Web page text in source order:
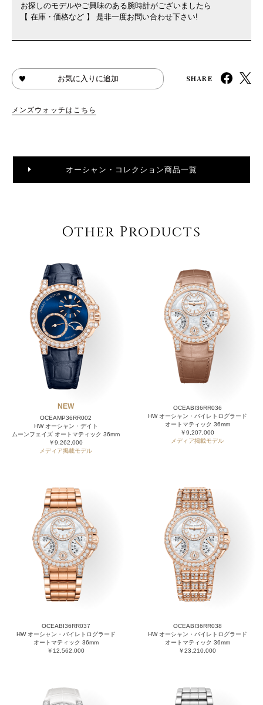
お探しのモデルやご興味のある腕時計がございましたら
【 在庫・価格など 】 是非一度お問い合わせ下さい!
お気に入りに追加 SHARE
メンズウォッチはこちら
オーシャン・コレクション商品一覧
Other Products
NEW
OCEAMP36RR002
HW オーシャン・デイト
ムーンフェイズ オートマティック 36mm
￥9,262,000
メディア掲載モデル
OCEABI36RR036
HW オーシャン・バイレトログラード
オートマティック 36mm
￥9,207,000
メディア掲載モデル
OCEABI36RR037
HW オーシャン・バイレトログラード
オートマティック 36mm
￥12,562,000
OCEABI36RR038
HW オーシャン・バイレトログラード
オートマティック 36mm
￥23,210,000